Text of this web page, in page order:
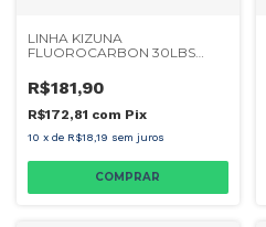
LINHA KIZUNA
FLUOROCARBON 30LBS
R$181,90
R$172,81 com Pix
10 x de R$18,19 sem juros